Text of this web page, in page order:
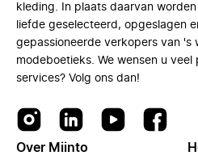
kleding. In plaats daarvan
liefde geselecteerd, opgeslagen
gepassioneerde verkopers van 's
modeboetieks. We wensen u
services? Volg ons dan!
Over Miinto